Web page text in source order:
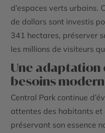
d’espaces verts urbains.
de dollars sont investis
341 hectares, préserver
les millions de visiteurs
Une adaptation
besoins
Central Park continue
attentes des habitants et
préservant son essence